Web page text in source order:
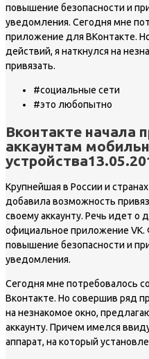
повышение безопасности и
уведомления. Сегодня мне
приложение для ВКонтакте.
действий, я наткнулся на
привязать.
#социальные сети
#это любопытно
Вконтакте начала
аккаунтам
Крупнейшая в России и
добавила возможность
своему аккаунту. Речь идет о
официальное приложение VK.
повышение безопасности и
уведомления.
Сегодня мне потребовалось
Вконтакте. Но совершив ряд
на незнакомое окно,
аккаунту. Причем имелся
аппарат, на который